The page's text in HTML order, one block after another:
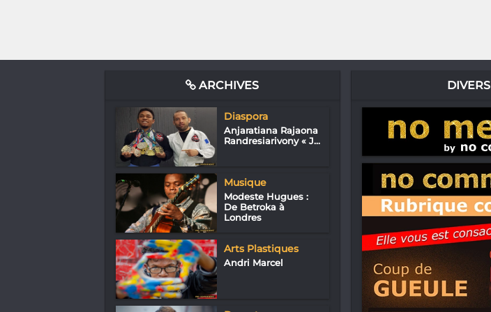
ARCHIVES
Diaspora
Anjaratiana Rajaona
Randresiarivony « J...
Musique
Modeste Hugues :
De Betroka à
Londres
Arts Plastiques
Andri Marcel
DIVERS